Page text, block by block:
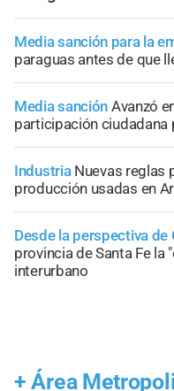
Media sanción para la
paraguas antes de que
Media sanción Avanzó
participación
Industria Nuevas reglas
producción usadas en
Desde la perspectiva de
provincia de Santa Fe
interurbano
+ Área